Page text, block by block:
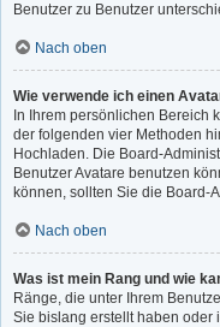
Benutzer zu Benutzer
Nach oben
Wie verwende ich einen
In Ihrem persönlichen Bereich
der folgenden vier Methoden
Hochladen. Die Board-
Benutzer Avatare benutzen
können, sollten Sie die Board-
Nach oben
Was ist mein Rang und wie
Ränge, die unter Ihrem
Sie bislang erstellt haben oder